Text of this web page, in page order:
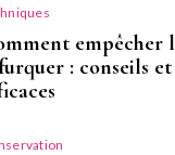
empêcher
: conseils